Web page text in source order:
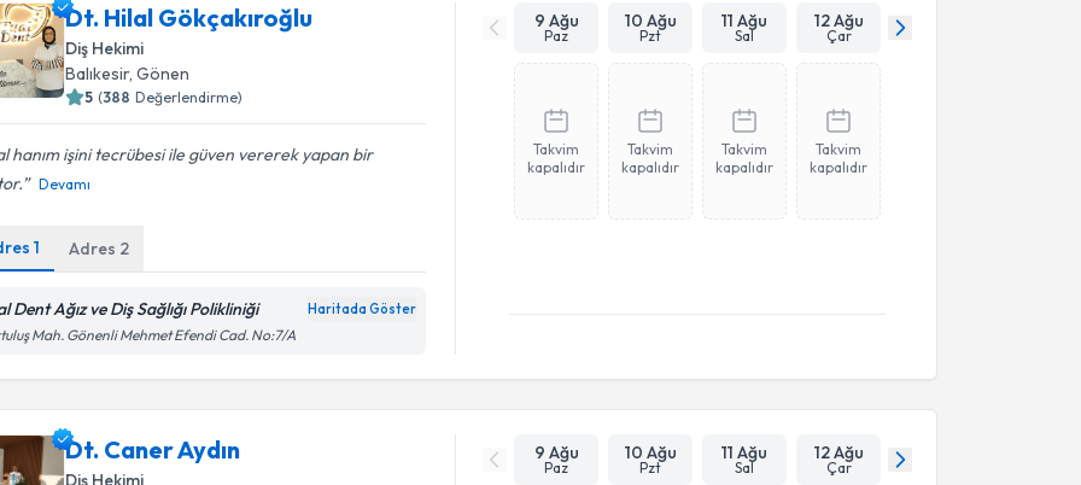
Dt. Hilal Gökçakıroğlu
Diş Hekimi
Balıkesir,Gönen
5 (388 Değerlendirme)
hanım işini tecrübesi ile güven vererek yapan bir
Devamı
1 Adres 2
Dent Ağız ve Diş Sağlığı Polikliniği Haritada Göster
Mah. Gönenli Mehmet Efendi Cad. No:7/A
9 Ağu
Paz
10 Ağu
Pzt
11 Ağu
Sal
12 Ağu
Çar
Takvim
kapalıdır
Takvim
kapalıdır
Takvim
kapalıdır
Takvim
kapalıdır
Dt. Caner Aydın
Diş Hekimi
9 Ağu
Paz
10 Ağu
Pzt
11 Ağu
Sal
12 Ağu
Çar